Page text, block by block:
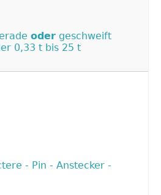
oder geschweift
0,33 t bis 25 t
- Pin - Anstecker -